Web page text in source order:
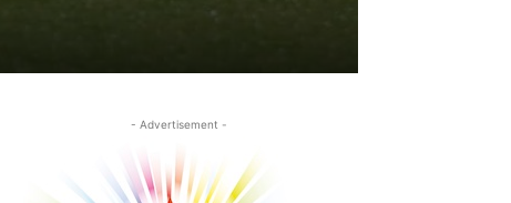
- Advertisement -